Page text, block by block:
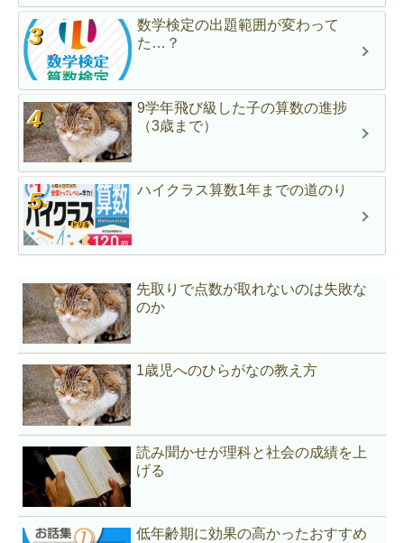
数学検定の出題範囲が変わって
た…？
9学年飛び級した子の算数の進捗
（3歳まで）
ハイクラス算数1年までの道のり
先取りで点数が取れないのは失敗な
のか
1歳児へのひらがなの教え方
読み聞かせが理科と社会の成績を上
げる
低年齢期に効果の高かったおすすめ